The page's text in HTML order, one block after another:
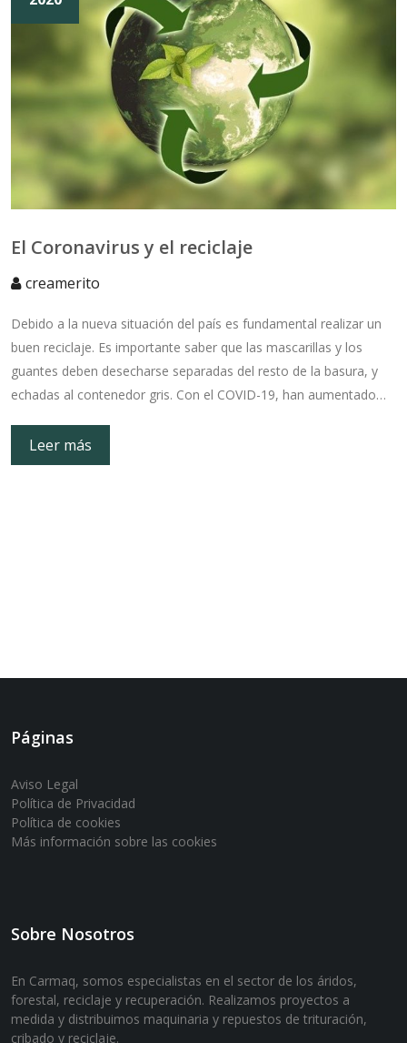
El Coronavirus y el reciclaje
creamerito
Debido a la nueva situación del país es fundamental realizar un
buen reciclaje. Es importante saber que las mascarillas y los
guantes deben desecharse separadas del resto de la basura, y
echadas al contenedor gris. Con el COVID-19, han aumentado…
Leer más
Páginas
Aviso Legal
Política de Privacidad
Política de cookies
Más información sobre las cookies
Sobre Nosotros
En Carmaq, somos especialistas en el sector de los áridos,
forestal, reciclaje y recuperación. Realizamos proyectos a
medida y distribuimos maquinaria y repuestos de trituración,
cribado y reciclaje.